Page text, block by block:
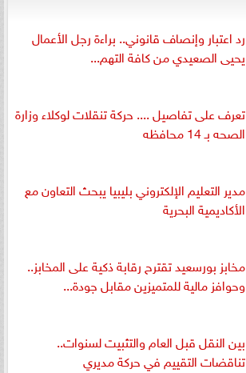
رد اعتبار وإنصاف قانوني.. براءة رجل الأعمال
يحيى الصعيدي من كافة التهم...
تعرف على تفاصيل .... حركة تنقلات لوكلاء وزارة
الصحه بـ 14 محافظه
مدير التعليم الإلكتروني بليبيا يبحث التعاون مع
الأكاديمية البحرية
مخابز بورسعيد تقترح رقابة ذكية على المخابز..
وحوافز مالية للمتميزين مقابل جودة...
بين النقل قبل العام والتثبيت لسنوات..
تناقضات التقييم في حركة مديري